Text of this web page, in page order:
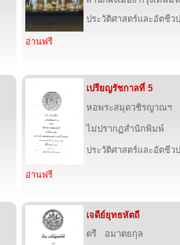
ประวัติศาสตร์และอัตชีว
อ่านฟรี
เปรียญรัชกาลที่ 5
หอพระสมุดวชิรญาณฯ
ไม่ปรากฏสำนักพิมพ์
ประวัติศาสตร์และอัตชีว
อ่านฟรี
เจดีย์ยุทธหัตถี
ตรี อมาตยกุล